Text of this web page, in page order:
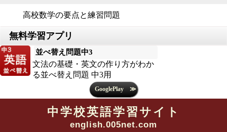
高校数学の要点と練習問題
並べ替え問題中3
文法の基礎・英文の作り方がわか
る並べ替え問題 中3用
中学校英語学習サイト
english.005net.com